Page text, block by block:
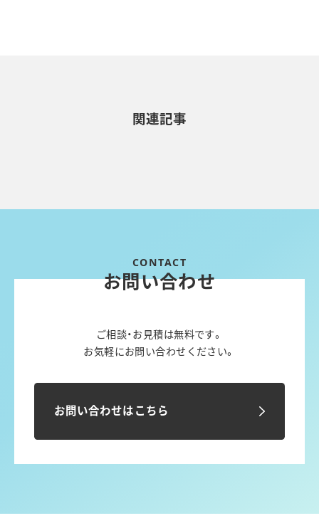
関連記事
お問い合わせ
ご相談・お見積は無料です。
お気軽にお問い合わせください。
お問い合わせはこちら